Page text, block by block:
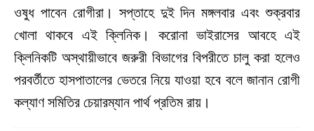
ওষুধ পাবেন রোগীরা। সপ্তাহে দুই দিন মঙ্গলবার এবং শুক্রবার
খোলা থাকবে এই ক্লিনিক। করোনা ভাইরাসের আবহে এই
ক্লিনিকটি অস্থায়ীভাবে জরুরী বিভাগের বিপরীতে চালু করা হলেও
পরবর্তীতে হাসপাতালের ভেতরে নিয়ে যাওয়া হবে বলে জানান রোগী
কল্যাণ সমিতির চেয়ারম্যান পার্থ প্রতিম রায়।